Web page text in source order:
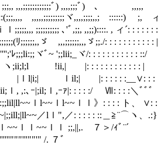
;;;,, ,,,;;;;;;;;;;;;ﾞ)
,,,,,;;;;;;;;;ヾ,,,,;;;;,,;ゞ
;;;;;;;;;; ､'ﾞ,;;, ,,;;)::::. , ィ
ゞ ,,,;;;;;;,,,ゞ;;./: : : : :
ヾﾞ~ ';;lii;_ヾ/: : : : : : :
|: : : : : : : : : : : : |
il;| |: : : : : :__∨: :
ｌ, ,:､ｰ|;il;ｌ,ｰｧ|: : : : :/
ｌ:;;lil|ll~~ｌl~~ｌl~~ｌｌ
,~|;;ill;|ll~~／lｌ",／: : :
ｌｌ~~ｌｌ~~ｌｌ
/. ７ﾞ ｀